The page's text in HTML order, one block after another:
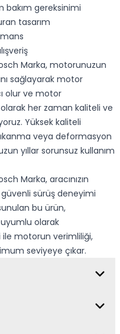
bakım gereksinimi
tasarım
Marka, motorunuzun
sağlayarak motor
olur ve motor
olarak her zaman kaliteli ve
Yüksek kaliteli
veya deformasyon
yıllar sorunsuz kullanım
Marka, aracınızın
sürüş deneyimi
bu ürün,
olarak
ile motorun verimliliği,
seviyeye çıkar.